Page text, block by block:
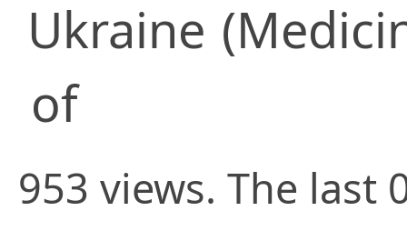
Ukraine
of
953 views. The last